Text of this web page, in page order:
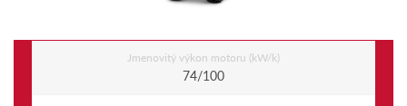
Jmenovitý výkon motoru (kW/k)
74/100